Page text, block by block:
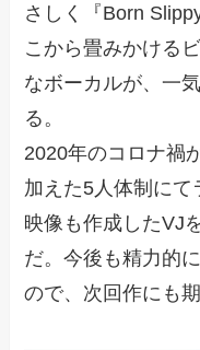
さしく『Born
こから畳みかける
なボーカルが、一
る。
2020年のコロナ禍
加えた5人体制に
映像も作成したVJ
だ。今後も精力的
ので、次回作にも